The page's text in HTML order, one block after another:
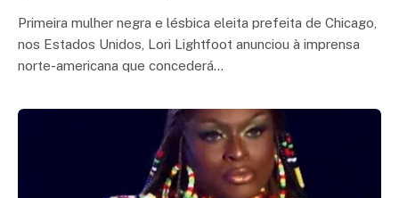
Primeira mulher negra e lésbica eleita prefeita de Chicago,
nos Estados Unidos, Lori Lightfoot anunciou à imprensa
norte-americana que concederá…